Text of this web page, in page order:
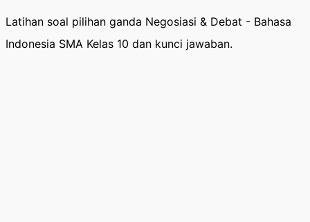
Latihan soal pilihan ganda Negosiasi & Debat - Bahasa
Indonesia SMA Kelas 10 dan kunci jawaban.